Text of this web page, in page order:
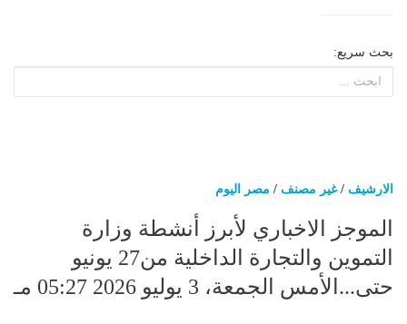
بحث سريع:
الارشيف /غير مصنف / مصر اليوم
الموجز الاخباري لأبرز أنشطة وزارة
التموين والتجارة الداخلية من27 يونيو
حتى...الأمس الجمعة، 3 يوليو 2026 05:27 مـ